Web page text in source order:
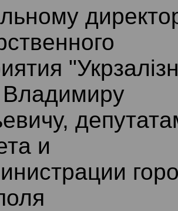
Владимиру
и